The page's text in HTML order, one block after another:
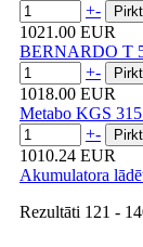
+-
1021.00 EUR
BERNARDO T
+-
1018.00 EUR
Metabo KGS
+-
1010.24 EUR
Akumulatora
Rezultāti 121 -